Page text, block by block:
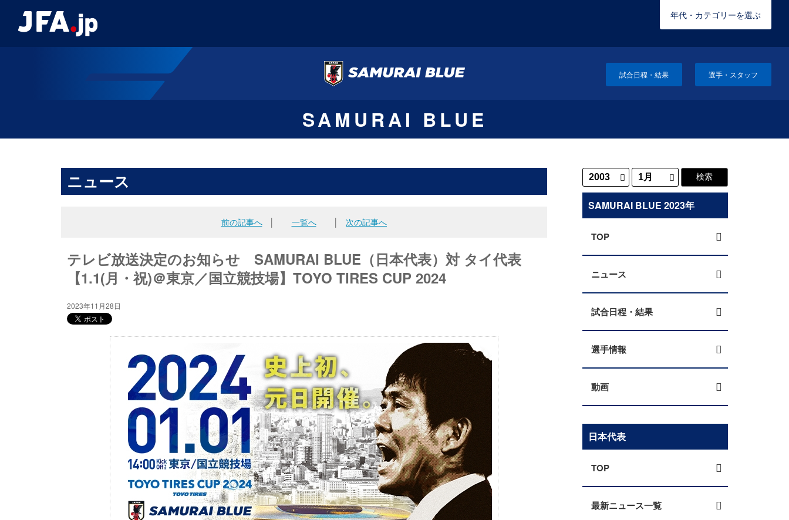
年代・カテゴリーを選ぶ
試合日程・結果 選手・スタッフ
SAMURAI BLUE
ニュース
前の記事へ│ 一覧へ 次の記事へ
テレビ放送決定のお知らせ SAMURAI BLUE（日本代表）対 タイ代表
【1.1(月・祝)＠東京／国立競技場】TOYO TIRES CUP 2024
2023年11月28日
SAMURAI BLUE 2023年
TOP
ニュース
試合日程・結果
選手情報
動画
日本代表
TOP
最新ニュース一覧